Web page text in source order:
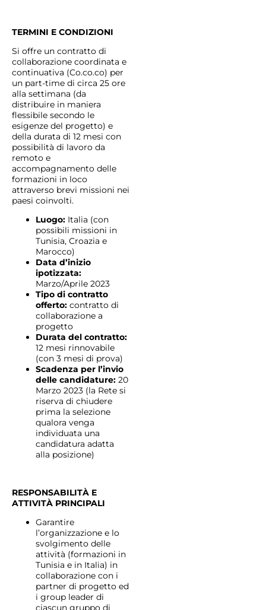
TERMINI E CONDIZIONI
Si offre un contratto di
collaborazione coordinata e
continuativa (Co.co.co) per
un part-time di circa 25 ore
alla settimana (da
distribuire in maniera
flessibile secondo le
esigenze del progetto) e
della durata di 12 mesi con
possibilità di lavoro da
remoto e
accompagnamento delle
formazioni in loco
attraverso brevi missioni nei
paesi coinvolti.
Luogo: Italia (con
possibili missioni in
Tunisia, Croazia e
Marocco)
Data d’inizio
ipotizzata:
Marzo/Aprile 2023
Tipo di contratto
offerto: contratto di
collaborazione a
progetto
Durata del contratto:
12 mesi rinnovabile
(con 3 mesi di prova)
Scadenza per l’invio
delle candidature: 20
Marzo 2023 (la Rete si
riserva di chiudere
prima la selezione
qualora venga
individuata una
candidatura adatta
alla posizione)
RESPONSABILITÀ E
ATTIVITÀ PRINCIPALI
Garantire
l’organizzazione e lo
svolgimento delle
attività (formazioni in
Tunisia e in Italia) in
collaborazione con i
partner di progetto ed
i group leader di
ciascun gruppo di